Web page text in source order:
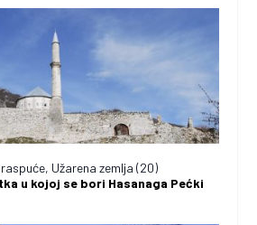
Užarena zemlja (20)
u kojoj se bori Hasanaga Pećki